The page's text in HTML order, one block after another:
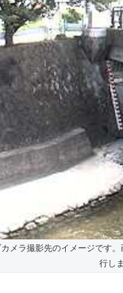
カメラ撮影先のイメージです
行し